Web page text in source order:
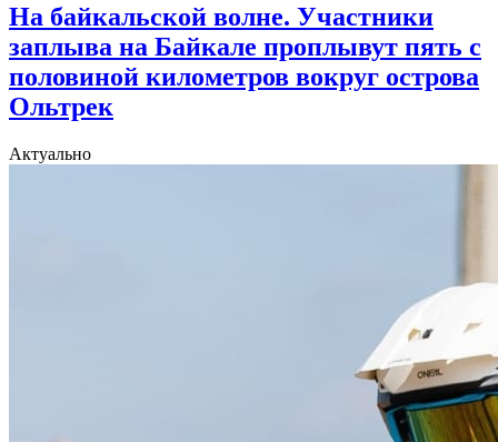
На байкальской волне. Участники
заплыва на Байкале проплывут пять с
половиной километров вокруг острова
Ольтрек
Актуально